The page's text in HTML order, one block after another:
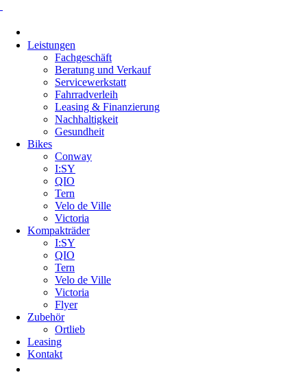
überspringen
Leistungen
Fachgeschäft
Beratung und Verkauf
Servicewerkstatt
Fahrradverleih
Leasing & Finanzierung
Nachhaltigkeit
Gesundheit
Bikes
Conway
I:SY
QIO
Tern
Velo de Ville
Victoria
Kompakträder
I:SY
QIO
Tern
Velo de Ville
Victoria
Flyer
Zubehör
Ortlieb
Leasing
Kontakt